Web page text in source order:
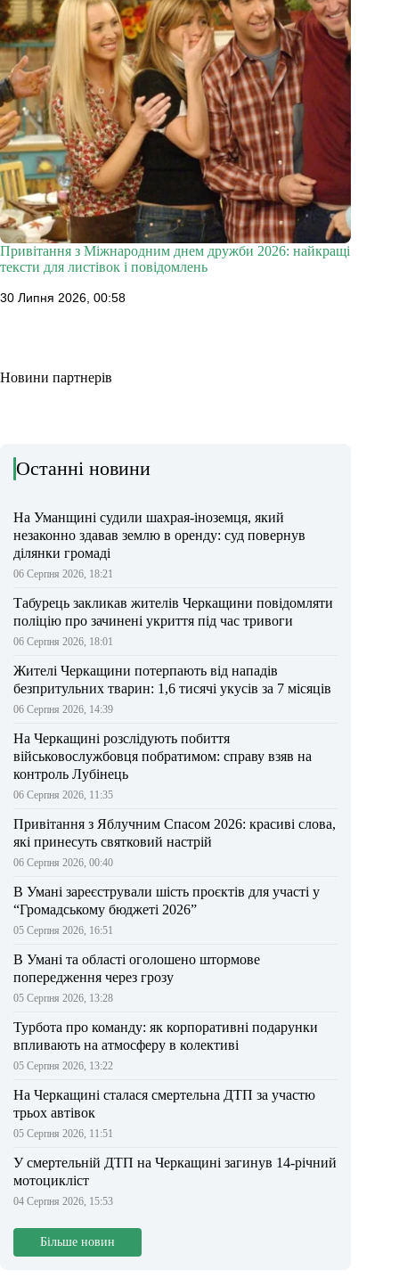
Привітання з Міжнародним днем дружби 2026: найкращі
тексти для листівок і повідомлень
30 Липня 2026, 00:58
Новини партнерів
Останні новини
На Уманщині судили шахрая-іноземця, який
незаконно здавав землю в оренду: суд повернув
ділянки громаді
06 Серпня 2026, 18:21
Табурець закликав жителів Черкащини повідомляти
поліцію про зачинені укриття під час тривоги
06 Серпня 2026, 18:01
Жителі Черкащини потерпають від нападів
безпритульних тварин: 1,6 тисячі укусів за 7 місяців
06 Серпня 2026, 14:39
На Черкащині розслідують побиття
військовослужбовця побратимом: справу взяв на
контроль Лубінець
06 Серпня 2026, 11:35
Привітання з Яблучним Спасом 2026: красиві слова,
які принесуть святковий настрій
06 Серпня 2026, 00:40
В Умані зареєстрували шість проєктів для участі у
“Громадському бюджеті 2026”
05 Серпня 2026, 16:51
В Умані та області оголошено штормове
попередження через грозу
05 Серпня 2026, 13:28
Турбота про команду: як корпоративні подарунки
впливають на атмосферу в колективі
05 Серпня 2026, 13:22
На Черкащині сталася смертельна ДТП за участю
трьох автівок
05 Серпня 2026, 11:51
У смертельній ДТП на Черкащині загинув 14-річний
мотоцикліст
04 Серпня 2026, 15:53
Більше новин